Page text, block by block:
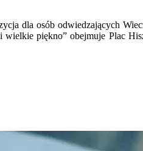
dla osób odwiedzających
piękno” obejmuje Plac